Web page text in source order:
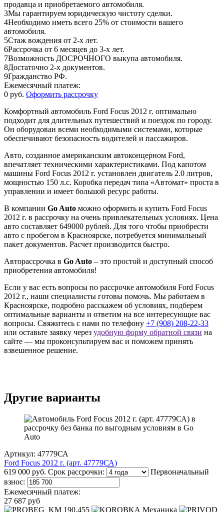
продавца и приобретаемого автомобиля.
3Мы гарантируем юридическую чистоту сделки.
4Необходимо иметь всего 25% от стоимости вашего
автомобиля.
5Стаж вождения от 2-х лет.
6Рассрочка от 6 месяцев до 3-х лет.
7Возможность ДОСРОЧНОГО выкупа автомобиля.
8Достаточно 2-х документов.
9Гражданство РФ.
Ежемесячный платеж:
0 руб. Оформить рассрочку
Комфортный автомобиль Ford Focus 2012 г. оптимально
подходит для длительных путешествий и поездок по городу.
Он оборудован всеми необходимыми системами, которые
обеспечивают безопасность водителей и пассажиров.
Авто, созданное американским автоконцерном Ford,
впечатляет техническими характеристиками. Под капотом
машины Ford Focus 2012 г. установлен двигатель 2.0 литров,
мощностью 150 л.с. Коробка передач типа «Автомат» проста в
управлении и имеет большой ресурс работы.
В компании Go Auto можно оформить и купить Ford Focus
2012 г. в рассрочку на очень привлекательных условиях. Цена
авто составляет 649000 рублей. Для того чтобы приобрести
авто с пробегом в Красноярске, потребуется минимальный
пакет документов. Расчет производится быстро.
Авторассрочка в Go Auto – это простой и доступный способ
приобретения автомобиля!
Если у вас есть вопросы по рассрочке автомобиля Ford Focus
2012 г., наши специалисты готовы помочь. Мы работаем в
Красноярске, подробно расскажем об условиях, подберем
оптимальные варианты и ответим на все интересующие вас
вопросы. Свяжитесь с нами по телефону +7 (908) 208-22-33
или оставьте заявку через удобную форму обратной связи на
сайте — мы проконсультируем вас и поможем принять
взвешенное решение.
Другие варианты
Артикул: 47779СА
Ford Focus 2012 г. (арт. 47779СА)
619 000 руб. Срок рассрочки:
Первоначальный
взнос:
Ежемесячный платеж:
27 687 руб
190,455
Механика